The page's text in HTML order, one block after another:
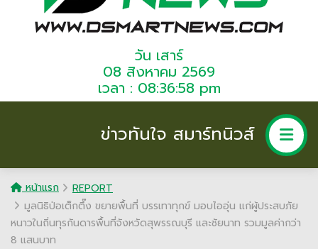
วัน เสาร์
08 สิงหาคม 2569
เวลา : 08:36:58 pm
ข่าวทันใจ สมาร์ทนิวส์
หน้าแรก
REPORT
มูลนิธิป่อเต็กตึ๊ง ขยายพื้นที่ บรรเทาทุกข์ มอบไออุ่น แก่ผู้ประสบภัย
หนาวในถิ่นทุรกันดารพื้นที่จังหวัดสุพรรณบุรี และชัยนาท รวมมูลค่ากว่า
8 แสนบาท